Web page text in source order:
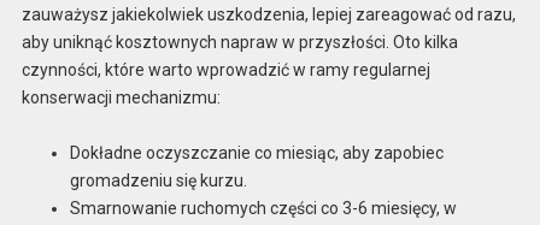
zauważysz jakiekolwiek uszkodzenia, lepiej zareagować od razu,
aby uniknąć kosztownych napraw w przyszłości. Oto kilka
czynności, które warto wprowadzić w ramy regularnej
konserwacji mechanizmu:
Dokładne oczyszczanie co miesiąc, aby zapobiec
gromadzeniu się kurzu.
Smarnowanie ruchomych części co 3-6 miesięcy, w